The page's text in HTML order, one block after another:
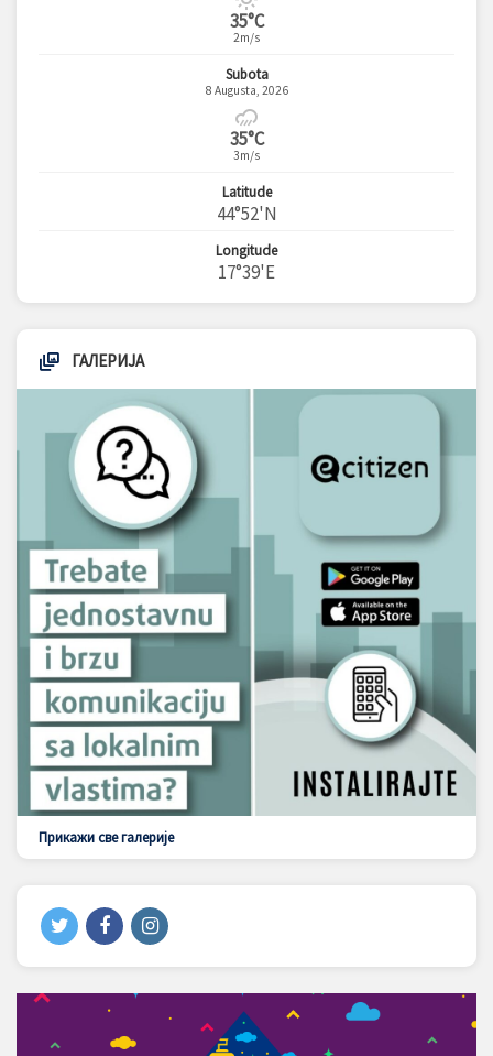
35°C
2m/s
Subota
8 Augusta, 2026
35°C
3m/s
Latitude
44°52'N
Longitude
17°39'E
ГАЛЕРИЈА
Прикажи све галерије